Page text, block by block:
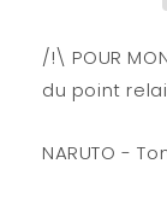
/!\ POUR
du point
NARUTO -